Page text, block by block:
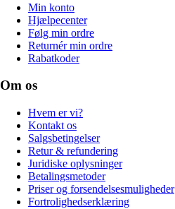
Min konto
Hjælpecenter
Følg min ordre
Returnér min ordre
Rabatkoder
Om os
Hvem er vi?
Kontakt os
Salgsbetingelser
Retur & refundering
Juridiske oplysninger
Betalingsmetoder
Priser og forsendelsesmuligheder
Fortrolighedserklæring